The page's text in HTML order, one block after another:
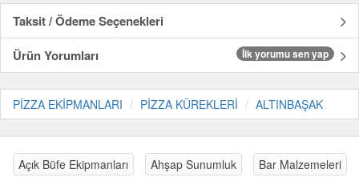
Taksit / Ödeme Seçenekleri
Ürün Yorumları
İlk yorumu sen yap
PİZZA EKİPMANLARI PİZZA KÜREKLERİ ALTINBAŞAK
Açık Büfe Ekipmanları Ahşap Sunumluk Bar Malzemeleri